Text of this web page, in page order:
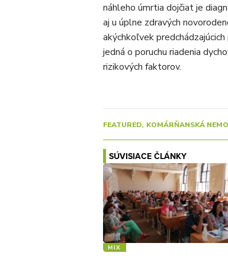
náhleho úmrtia dojčiat je
aj u úplne zdravých
akýchkoľvek
jedná o poruchu riadenia
rizikových faktorov.
FEATURED KOMÁRŇANSKÁ
SÚVISIACE ČLÁNKY
MIX